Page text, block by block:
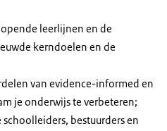
leerlijnen en de
kerndoelen en de
van evidence-informed en
je onderwijs te verbeteren;
bestuurders en